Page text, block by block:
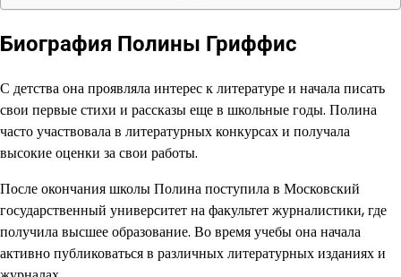
Биография Полины Гриффис
С детства она проявляла интерес к литературе и начала писать
свои первые стихи и рассказы еще в школьные годы. Полина
часто участвовала в литературных конкурсах и получала
высокие оценки за свои работы.
После окончания школы Полина поступила в Московский
государственный университет на факультет журналистики, где
получила высшее образование. Во время учебы она начала
активно публиковаться в различных литературных изданиях и